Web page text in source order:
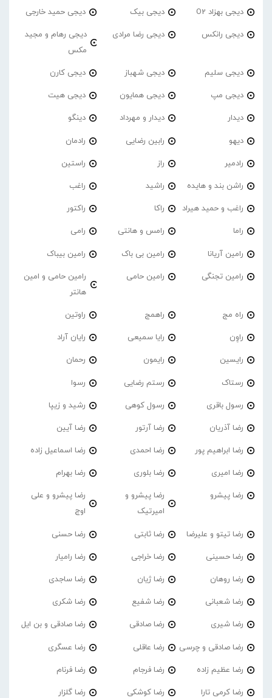
دیجی بهزاد O2 دیجی بیک دیجی حمید خارجی
دیجی رانکس دیجی رضا مرادی
دیجی رهام و مجید
مکس
دیجی سلیم دیجی شهباز دیجی کارن
دیجی مپ دیجی همایون دیجی هیت
دیدار دیدار و مهرداد دینگو
دیهو رابین رضایی رادمان
رادمیر راز راستین
راشن بند و هایده راشید راغب
راغب و حمید هیراد راکا راکتور
راما رامس و هانتی رامی
رامین آریانا رامین بی باک رامین بیباک
رامین تجنگی رامین حامی
رامین حامی و امین
هانتر
راه مج راهمج راوتین
راوِن رایا سمیعی رایان آراد
رایسین رایمون رحمان
رستاک رستم رضایی رسوا
رسول باقری رسول کوهی رشید و زیپا
رضا آذریان رضا آرتور رضا آیین
رضا ابراهیم پور رضا احمدی رضا اسماعیل زاده
رضا امیری رضا بلوری رضا بهرام
رضا پیشرو
رضا پیشرو و
امیرتیک
رضا پیشرو و علی
اوج
رضا تیتو و علیرضا رضا ثابتی رضا حسنی
رضا حسینی رضا خراجی رضا رامیار
رضا روهان رضا ژیان رضا ساجدی
رضا شعبانی رضا شفیع رضا شکری
رضا شیری رضا صادقی رضا صادقی و بن ایل
رضا صادقی و چرسی رضا عاقلی رضا عسگری
رضا عظیم زاده رضا فرجام رضا فرنام
رضا کرمی تارا رضا کوشکی رضا گلزار